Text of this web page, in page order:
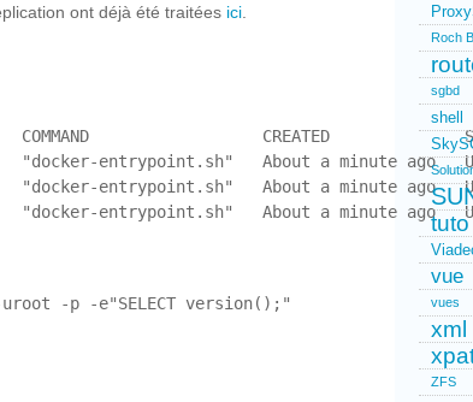
ont déjà été traitées ici
COMMAND                  CREATED
entrypoint.sh"   About a minute ago   Up
entrypoint.sh"   About a minute ago   Up
-p -e"SELECT version();"
Roch
sgbd
shell
tuto
vue
vues
xml
ZFS